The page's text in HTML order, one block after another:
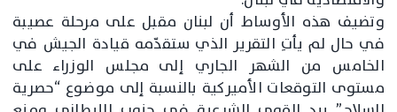
وتضيف هذه الأوساط أن لبنان مقبل على مرحلة عصيبة
في حال لم يأتِ التقرير الذي ستقدّمه قيادة الجيش في
الخامس من الشهر الجاري إلى مجلس الوزراء على
مستوى التوقعات الأميركية بالنسبة إلى موضوع “حصرية